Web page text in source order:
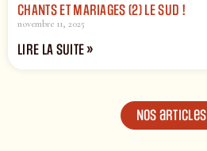
CHANTS ET MARIAGES (2) LE SUD !
novembre 11, 2025
LIRE LA SUITE »
Nos articles